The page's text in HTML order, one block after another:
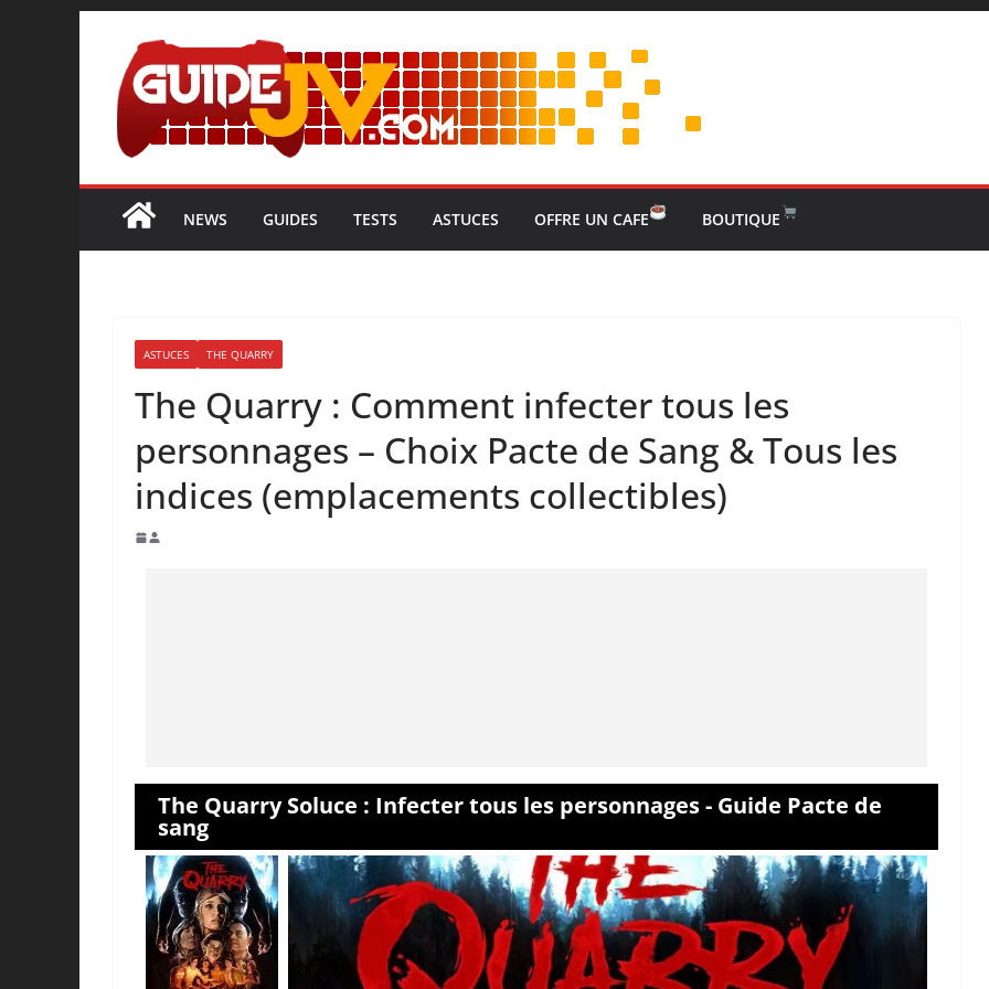
NEWS GUIDES TESTS ASTUCES OFFRE UN CAFE BOUTIQUE
ASTUCES THE QUARRY
The Quarry : Comment infecter tous les
personnages – Choix Pacte de Sang & Tous les
indices (emplacements collectibles)
The Quarry Soluce : Infecter tous les personnages - Guide Pacte de
sang